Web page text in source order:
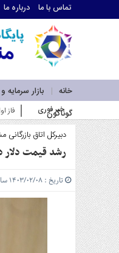
تماس با ما درباره ما
خانه بازار
گوناگون
ما
درباره
سرویس
ها
خانه
بازار
سرمایه
و
بورس
مسکن
و
شهری
خبر فوری فاز
دبیرکل اتاق
رشد قیمت دلار
تاریخ : ۱۴۰۳/۰۲/۰۸ ساعت : ۰۵:۲۴:۲۸